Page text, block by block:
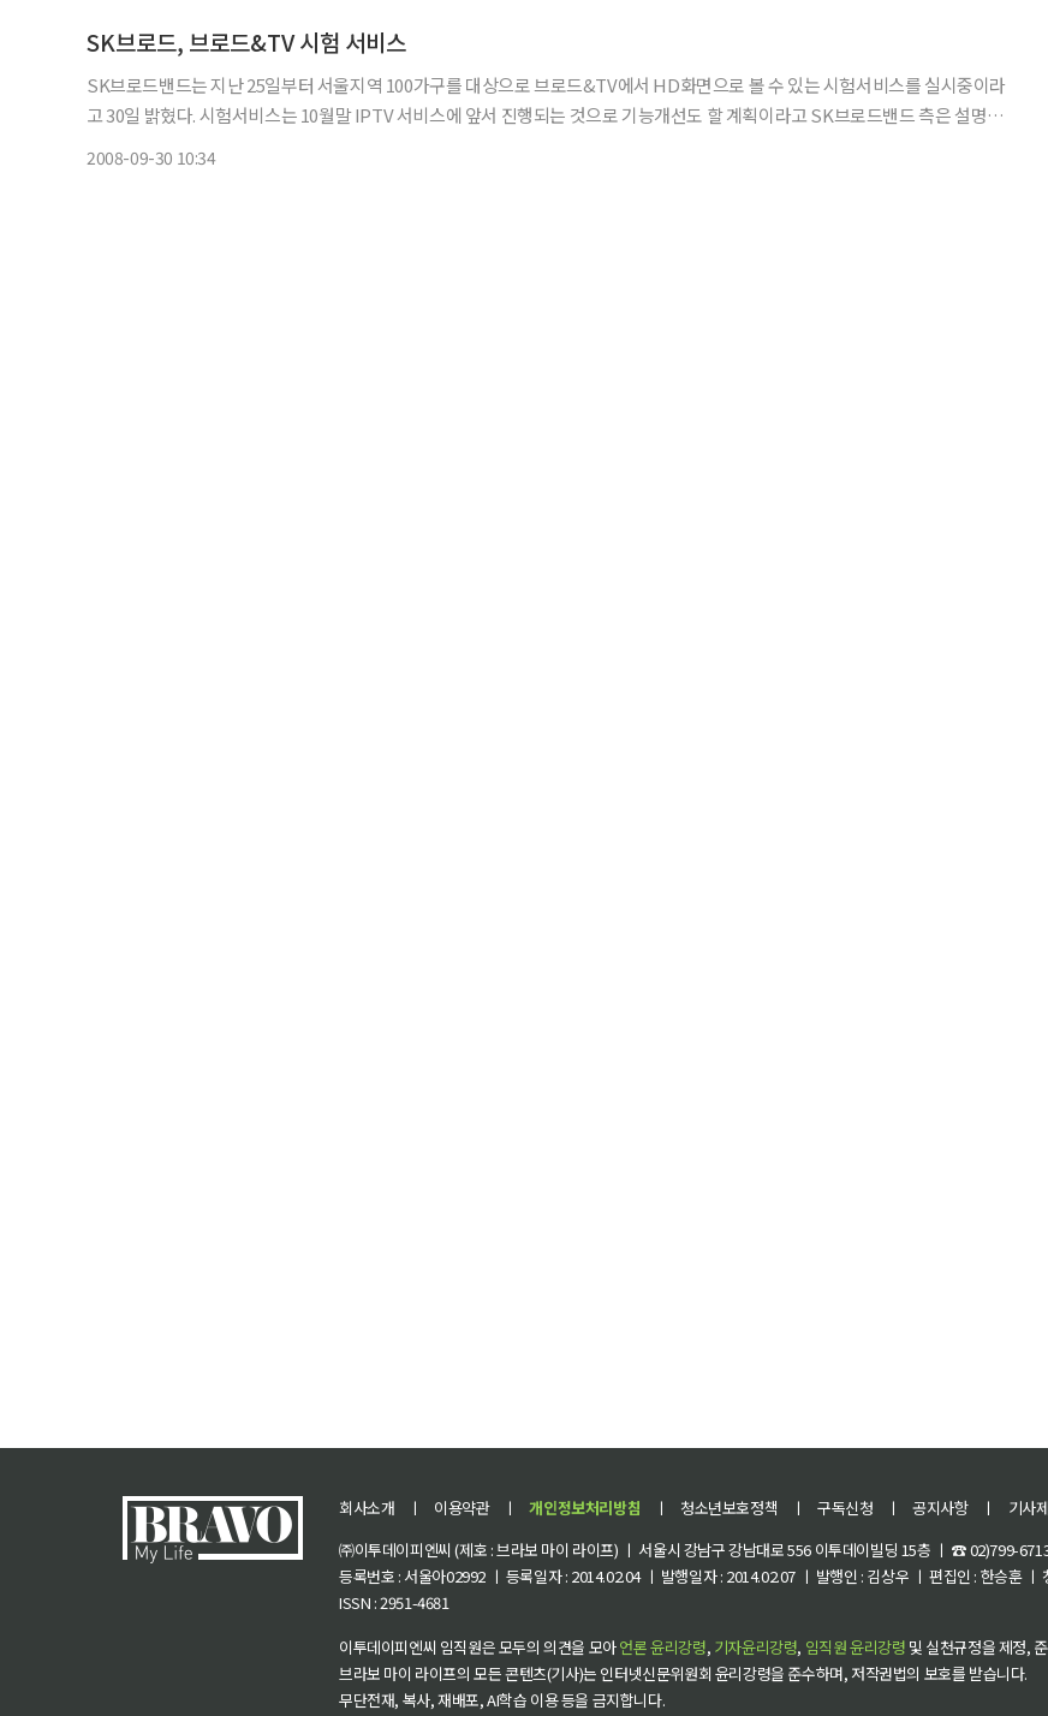
SK브로드, 브로드&TV 시험 서비스
SK브로드밴드는 지난 25일부터 서울지역 100가구를 대상으로 브로드&TV에서 HD화면으로 볼 수 있는 시험서비스를 실시중이라
고 30일 밝혔다. 시험서비스는 10월말 IPTV 서비스에 앞서 진행되는 것으로 기능개선도 할 계획이라고 SK브로드밴드 측은 설명했
2008-09-30 10:34
회사소개 ㅣ 이용약관 ㅣ 개인정보처리방침 ㅣ 청소년보호정책 ㅣ 구독신청 ㅣ 공지사항 ㅣ 기사
㈜이투데이피엔씨 (제호 : 브라보 마이 라이프) ㅣ 서울시 강남구 강남대로 556 이투데이빌딩 15층 ㅣ ☎ 02)799-
등록번호 : 서울아02992 ㅣ 등록일자 : 2014.02.04 ㅣ 발행일자 : 2014.02.07 ㅣ 발행인 : 김상우 ㅣ 편집인 : 한승훈 ㅣ
ISSN : 2951-4681
이투데이피엔씨 임직원은 모두의 의견을 모아언론 윤리강령, 기자윤리강령, 임직원 윤리강령 및 실천규정을 제정,
브라보 마이 라이프의 모든 콘텐츠(기사)는 인터넷신문위원회 윤리강령을 준수하며, 저작권법의 보호를 받습니다.
무단전재, 복사, 재배포, AI학습 이용 등을 금지합니다.